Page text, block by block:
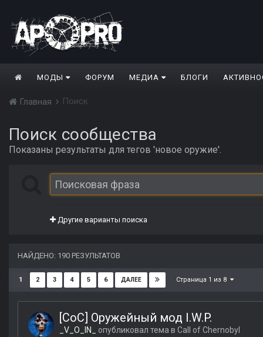
МОДЫ ФОРУМ МЕДИА БЛОГИ
Главная Поиск
Поиск сообщества
Показаны результаты для тегов 'новое оружие'.
Другие варианты поиска
НАЙДЕНО: 190 РЕЗУЛЬТАТОВ
1 2 3 4 5 6 ДАЛЕЕ Страница 1 из 8
[CoC] Оружейный мод I.W.P.
_V_O_IN_ опубликовал тема в Call of Chernobyl